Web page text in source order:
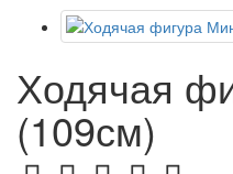
Ходячая
(109см)